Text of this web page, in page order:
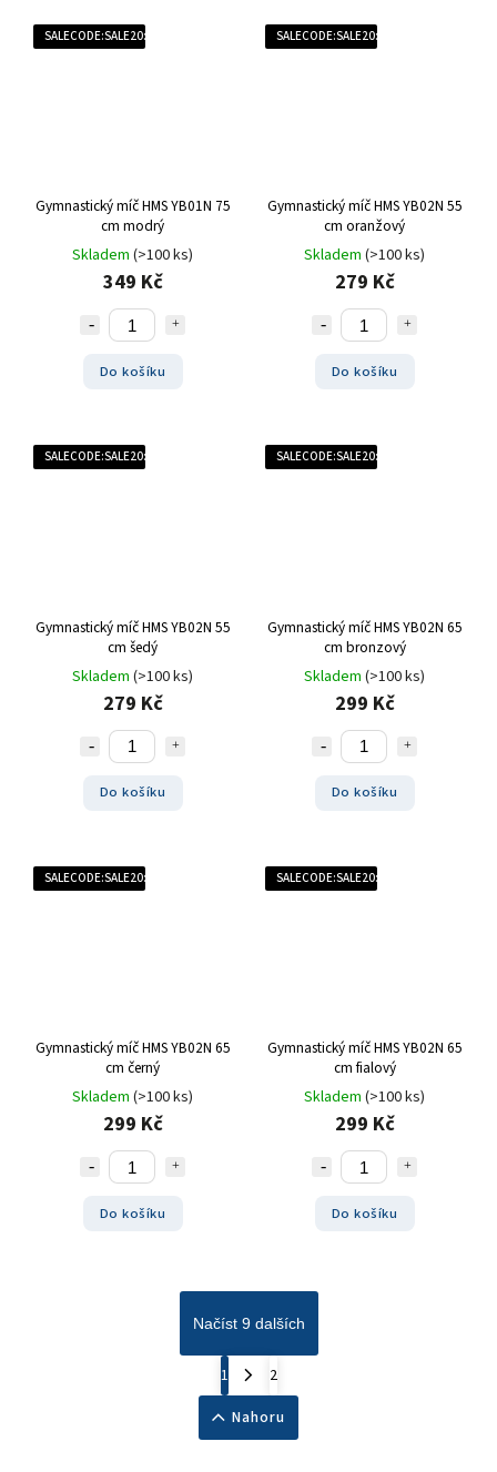
SALECODE:SALE20:20:%
Gymnastický míč HMS YB01N 75
cm modrý
Skladem (>100 ks)
349 Kč
Do košíku
SALECODE:SALE20:20:%
Gymnastický míč HMS YB02N 55
cm oranžový
Skladem (>100 ks)
279 Kč
Do košíku
SALECODE:SALE20:20:%
Gymnastický míč HMS YB02N 55
cm šedý
Skladem (>100 ks)
279 Kč
Do košíku
SALECODE:SALE20:20:%
Gymnastický míč HMS YB02N 65
cm bronzový
Skladem (>100 ks)
299 Kč
Do košíku
SALECODE:SALE20:20:%
Gymnastický míč HMS YB02N 65
cm černý
Skladem (>100 ks)
299 Kč
Do košíku
SALECODE:SALE20:20:%
Gymnastický míč HMS YB02N 65
cm fialový
Skladem (>100 ks)
299 Kč
Do košíku
Načíst 9 dalších
1
2
Nahoru